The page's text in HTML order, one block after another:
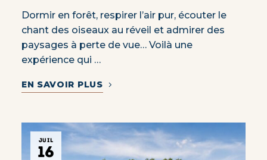
Dormir en forêt, respirer l’air pur, écouter le
chant des oiseaux au réveil et admirer des
paysages à perte de vue… Voilà une
expérience qui …
EN SAVOIR PLUS
JUIL
16